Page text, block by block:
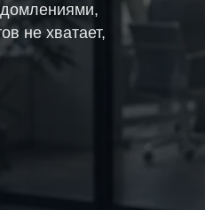
не хватает,